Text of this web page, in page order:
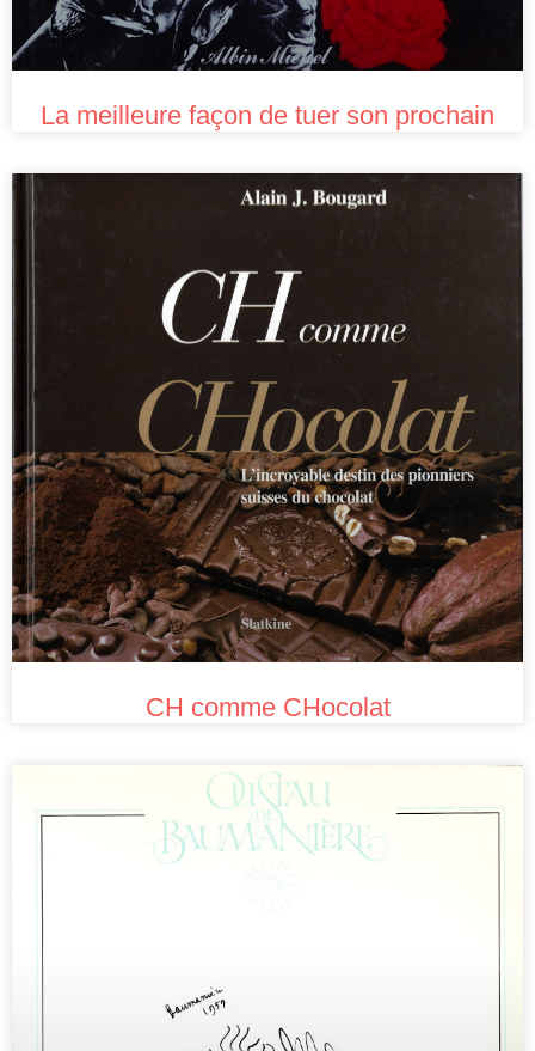
La meilleure façon de tuer son prochain
CH comme CHocolat